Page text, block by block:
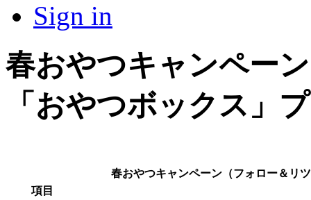
Sign in
春おやつキャンペー
「おやつボックス」
春おやつキャンペーン（フォロー＆リ
項目